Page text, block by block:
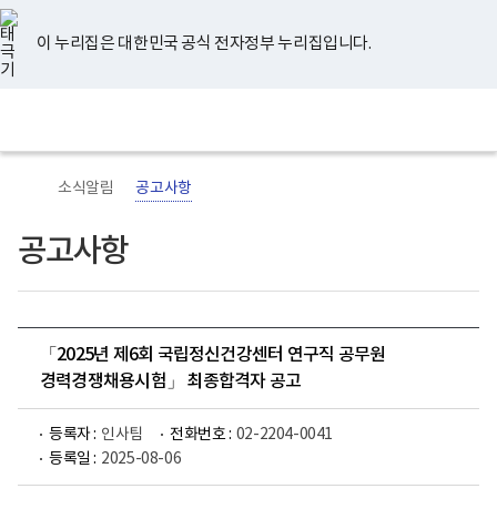
너
비
767px
이
하
이 누리집은 대한민국 공식 전자정부 누리집입니다.
지
검
메
홈
소식알림 공고사항
공고사항
「2025년 제6회 국립정신건강센터 연구직 공무원
경력경쟁채용시험」 최종합격자 공고
등록자 : 인사팀 전화번호 : 02-2204-0041
등록일 : 2025-08-06
유
튜
브
페
이
스
북
인
스
타
그
램
블
로
그